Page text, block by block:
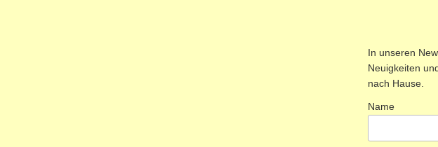
In unseren
Neuigkeiten
nach Hause.
Name